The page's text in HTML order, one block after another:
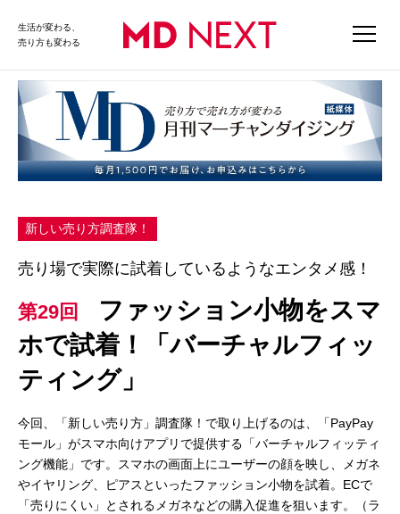
生活が変わる、
売り方も変わる
新しい売り方調査隊！
売り場で実際に試着しているようなエンタメ感！
第29回
ファッション小物をスマ
ホで試着！「バーチャルフィッ
ティング」
今回、「新しい売り方」調査隊！で取り上げるのは、「PayPay
モール」がスマホ向けアプリで提供する「バーチャルフィッティ
ング機能」です。スマホの画面上にユーザーの顔を映し、メガネ
やイヤリング、ピアスといったファッション小物を試着。ECで
「売りにくい」とされるメガネなどの購入促進を狙います。（ラ